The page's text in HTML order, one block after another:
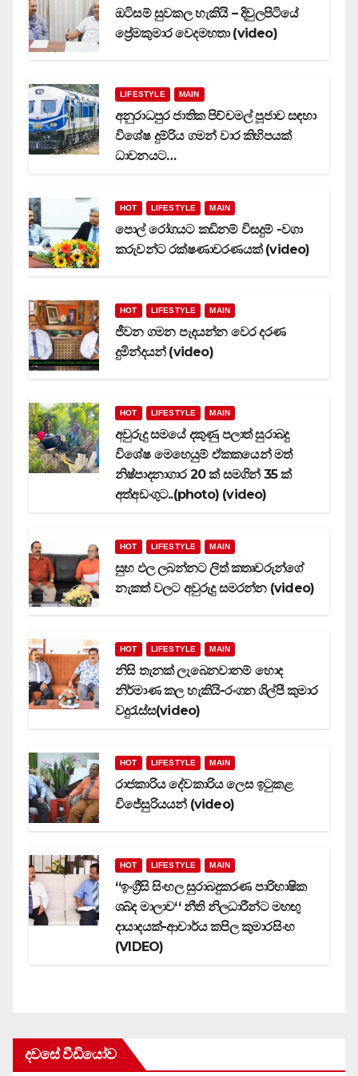
ඔටිසම් සුවකල හැකියි – දිවුලපිටියේ
ප්‍රේමකුමාර වෙදමහතා (video)
LIFESTYLE MAIN
අනුරාධපුර ජාතික පිච්චමල් පූජාව සඳහා
විශේෂ දුම්රිය ගමන් වාර කිහිපයක්
ධාවනයට…
HOT LIFESTYLE MAIN
පොල් රෝගයට කඩිනම් විසදුම් -වගා
කරුවන්ට රක්ෂණාවරණයක් (video)
HOT LIFESTYLE MAIN
ජීවන ගමන පැදයන්න වෙර දරණ
දුමින්දයන් (video)
HOT LIFESTYLE MAIN
අවුරුදු සමයේ දකුණු පලාත් සුරාබදු
විශේෂ මෙහෙයුම් ඒකකයෙන් මත්
නිෂ්පාදනාගාර 20 ක් සමගින් 35 ක්
අත්අඩංගුට..(photo) (video)
HOT LIFESTYLE MAIN
සුභ ඵල ලබන්නට ලිත් කතෘවරුන්ගේ
නැකත් වලට අවුරුදු සමරන්න (video)
HOT LIFESTYLE MAIN
නිසි තැනක් ලැබෙනවානම් හොද
නිර්මාණ කල හැකියි-රංගන ශිල්පී කුමාර
වදුරැස්ස(video)
HOT LIFESTYLE MAIN
රාජකාරිය දේවකාරිය ලෙස ඉටුකළ
විජේසුරියයන් (video)
HOT LIFESTYLE MAIN
‘‘ඉංග්‍රීසි සිංහල සුරාබදුකරණ පාරිභාෂික
ශබ්ද මාලාව‘‘ නීති නිලධාරීන්ට මහඟු
දායාදයක්-ආචාර්ය කපිල කුමාරසිංහ
(VIDEO)
දවසේ වීඩියෝව